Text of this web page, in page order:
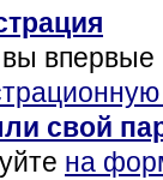
впервые
свой
на